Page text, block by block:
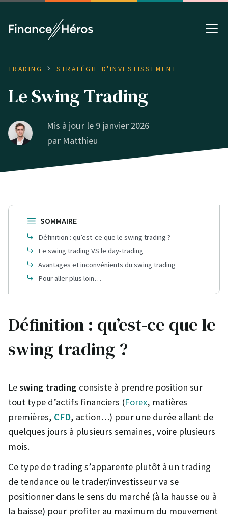
TRADING STRATÉGIE D'INVESTISSEMENT
Le Swing Trading
Mis à jour le 9 janvier 2026
par Matthieu
SOMMAIRE
Définition : qu’est-ce que le swing trading ?
Le swing trading VS le day-trading
Avantages et inconvénients du swing trading
Pour aller plus loin…
Définition : qu’est-ce que le
swing trading ?
Leswing trading consiste à prendre position sur
tout type d’actifs financiers (Forex, matières
premières, CFD, action…) pour une durée allant de
quelques jours à plusieurs semaines, voire plusieurs
mois.
Ce type de trading s’apparente plutôt à un trading
de tendance ou le trader/investisseur va se
positionner dans le sens du marché (à la hausse ou à
la baisse) pour profiter au maximum du mouvement